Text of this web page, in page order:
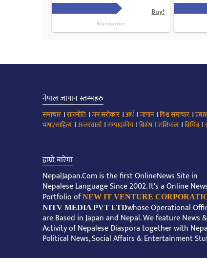
नेपाल जापान स्तम्भहरु
समाचार ।राजनीति ।जन सरोकार ।अर्थ।जापान।विश्व समाचार ।
भाषा/साहित्य ।अन्तरवार्ता।सम्पादकीय ।बिशेष।राशिफल ।बिचित्र।
हाम्रो बारेमा
NepalJapan.Com is the first OnlineNews Site in
Nepalese Language Since 2002. It's a Online
Portfolio ofNEW IT VENTURE
NITV MEDIA PVT LTDwhose Operational
are Based in Japan and Nepal. We feature News &
Activity of Nepalese Diaspora together with
Political News, Social Affairs & Entertainment